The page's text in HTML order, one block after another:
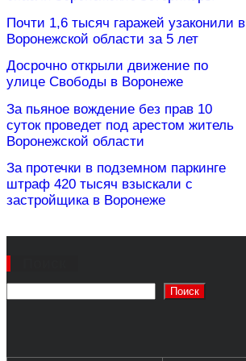
Почти 1,6 тысяч гаражей узаконили в
Воронежской области за 5 лет
Досрочно открыли движение по
улице Свободы в Воронеже
За пьяное вождение без прав 10
суток проведет под арестом житель
Воронежской области
За протечки в подземном паркинге
штраф 420 тысяч взыскали с
застройщика в Воронеже
Поиск